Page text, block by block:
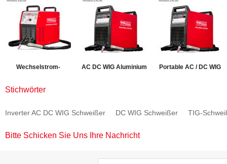
Wechselstrom-
MASTERTIG-250AC
AC DC WIG Aluminium Portable AC / DC WIG
ALUTIG-200HD
Stichwörter
Inverter AC DC WIG Schweißer DC WIG Schweißer TIG-
Bitte Schicken Sie Uns Ihre Nachricht